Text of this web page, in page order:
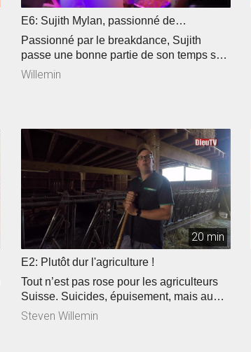
E6: Sujith Mylan, passionné de
breakdance
Passionné par le breakdance, Sujith
passe une bonne partie de son temps sur
la piste de danse. Mais au-delà du son, la
VIctime d’un accident de la route, Michael
a dû faire face à de grands changements.
Interview intimiste.
Willemin
20 min
E2: Plutôt dur l'agriculture !
Tout n’est pas rose pour les agriculteurs
Suisse. Suicides, épuisement, mais au
fond quel est le problème? Nous avons
Steven Willemin